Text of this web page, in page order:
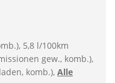
5,8 l/100km
gew., komb.),
komb.), Alle